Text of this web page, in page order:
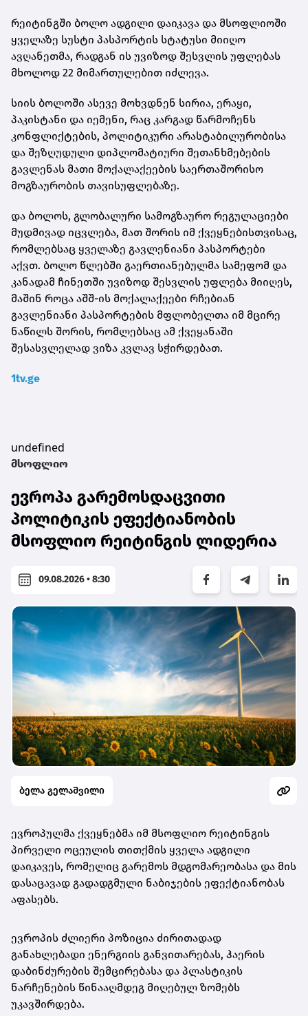
რეიტინგში ბოლო ადგილი დაიკავა და მსოფლიოში
ყველაზე სუსტი პასპორტის სტატუსი მიიღო
ავღანეთმა, რადგან ის უვიზოდ შესვლის უფლებას
მხოლოდ 22 მიმართულებით იძლევა.
სიის ბოლოში ასევე მოხვდნენ სირია, ერაყი,
პაკისტანი და იემენი, რაც კარგად წარმოჩენს
კონფლიქტების, პოლიტიკური არასტაბილურობისა
და შეზღუდული დიპლომატიური შეთანხმებების
გავლენას მათი მოქალაქეების საერთაშორისო
მოგზაურობის თავისუფლებაზე.
და ბოლოს, გლობალური სამოგზაურო რეგულაციები
მუდმივად იცვლება, მათ შორის იმ ქვეყნებისთვისაც,
რომლებსაც ყველაზე გავლენიანი პასპორტები
აქვთ. ბოლო წლებში გაერთიანებულმა სამეფომ და
კანადამ ჩინეთში უვიზოდ შესვლის უფლება მიიღეს,
მაშინ როცა აშშ-ის მოქალაქეები რჩებიან
გავლენიანი პასპორტების მფლობელთა იმ მცირე
ნაწილს შორის, რომლებსაც ამ ქვეყანაში
შესასვლელად ვიზა კვლავ სჭირდებათ.
1tv.ge
undefined
მსოფლიო
ევროპა გარემოსდაცვითი
პოლიტიკის ეფექტიანობის
მსოფლიო რეიტინგის ლიდერია
09.08.2026 • 8:30
ბელა გელაშვილი
ევროპულმა ქვეყნებმა იმ მსოფლიო რეიტინგის
პირველი ოცეულის თითქმის ყველა ადგილი
დაიკავეს, რომელიც გარემოს მდგომარეობასა და მის
დასაცავად გადადგმული ნაბიჯების ეფექტიანობას
აფასებს.
ევროპის ძლიერი პოზიცია ძირითადად
განახლებადი ენერგიის განვითარებას, ჰაერის
დაბინძურების შემცირებასა და პლასტიკის
ნარჩენების წინააღმდეგ მიღებულ ზომებს
უკავშირდება.